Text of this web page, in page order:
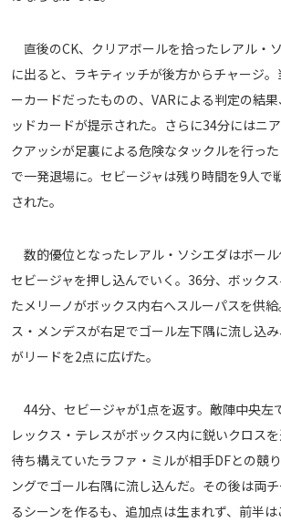
直後のCK、クリアボールを拾ったレアル・
に出ると、ラキティッチが後方からチャージ
ーカードだったものの、VARによる判定の結
ッドカードが提示された。さらに34分にはニ
クアッシが足裏による危険なタックルを行っ
で一発退場に。セビージャは残り時間を9人で
された。
数的優位となったレアル・ソシエダはボール
セビージャを押し込んでいく。36分、ボック
たメリーノがボックス内右へスルーパスを供
ス・メンデスが右足でゴール左下隅に流し込
がリードを2点に広げた。
44分、セビージャが1点を返す。敵陣中央左
レックス・テレスがボックス内に鋭いクロス
待ち構えていたラファ・ミルが相手DFとの競
ングでゴール右隅に流し込んだ。その後は両
るシーンを作るも、追加点は生まれず、前半